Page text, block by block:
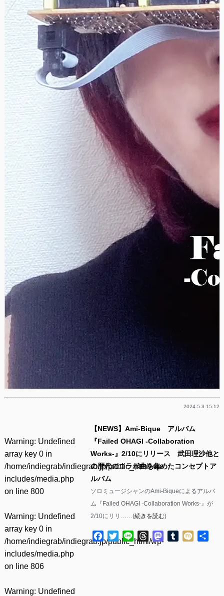
2024.5.3 15:12
Warning: Undefined
array key 0 in
/home/indiegrab/indiegrab.jp/public_html/wp-
includes/media.php
on line 800
Warning: Undefined
array key 0 in
/home/indiegrab/indiegrab.jp/public_html/wp-
includes/media.php
on line 806
Warning: Undefined
【NEWS】Ami-Bique アルバム
『Failed OHAGI -Collaboration
Works-』2/10にリリース 武田理沙他と
の歴代のコラボ曲を集めたコンセプトア
ルバム
ソロミュージシャンのAmi-Biqueによるアルバ
ム『Failed OHAGI -Collaboration Works-』が
2/10にリリ……(続きを読む)
Facebook
TwitterLine ThreadsMastodon
Tumblr
Mixi